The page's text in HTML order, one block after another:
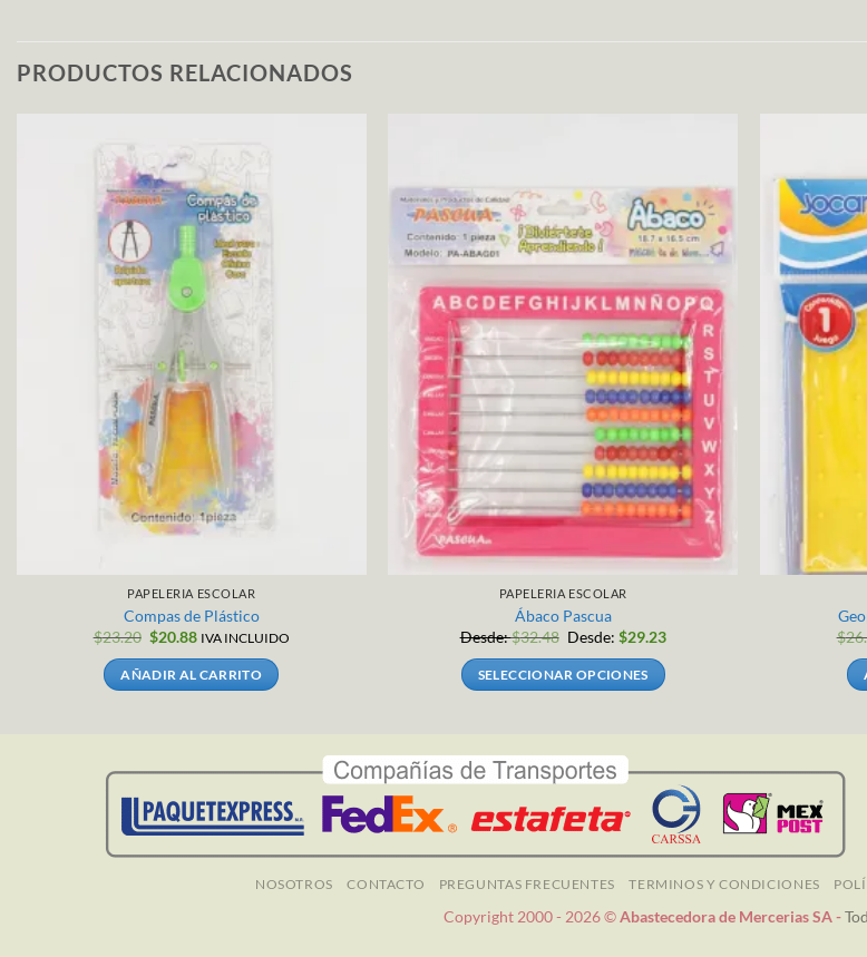
PRODUCTOS RELACIONADOS
PAPELERIA ESCOLAR
Compas de Plástico
$23.20 El
original
era:
$20.88El
actual
es:
IVA INCLUIDO
AÑADIR AL CARRITO
PAPELERIA ESCOLAR
Ábaco Pascua
Desde:$32.48 Desde: $29.23
SELECCIONAR OPCIONES
tiene
múltiples
variantes.
Las
opciones
se
pueden
$
NOSOTROS CONTACTO PREGUNTAS FRECUENTES TERMINOS Y CONDICIONES
Copyright 2000 - 2026 ©Abastecedora de Mercerias SA -